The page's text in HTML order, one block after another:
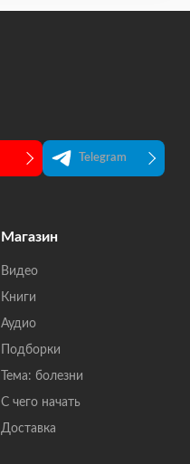
Telegram
Магазин
Видео
Книги
Аудио
Подборки
Тема: болезни
С чего начать
Доставка